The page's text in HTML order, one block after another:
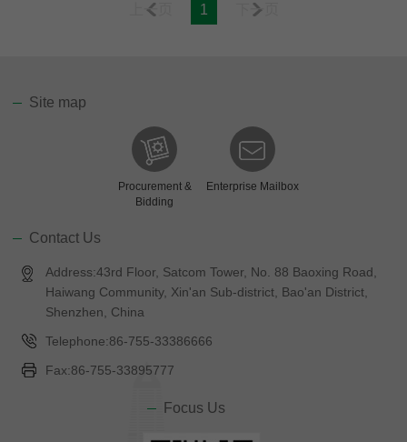
4、其它领导交代事项。
我要投简历
上一页 1 下一页
Site map
Procurement &
Bidding
Enterprise Mailbox
Contact Us
Address:43rd Floor, Satcom Tower, No. 88 Baoxing Road,
Haiwang Community, Xin'an Sub-district, Bao'an District,
Shenzhen, China
Telephone:86-755-33386666
Fax:86-755-33895777
Focus Us